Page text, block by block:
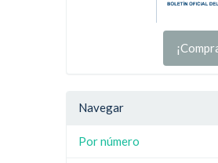
Navegar
Por número